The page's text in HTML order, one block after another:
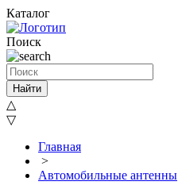
Каталог
Поиск
Найти
△
▽
Главная
>
Автомобильные антенны